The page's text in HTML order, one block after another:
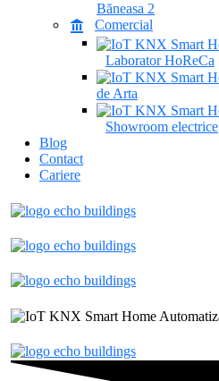
Băneasa 2
Comercial
Laborator HoReCa
de Arta
Showroom electrice
Blog
Contact
Cariere